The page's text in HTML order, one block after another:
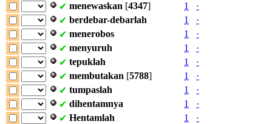
✔ menewaskan [4347] 1
·
✔ berdebar-debarlah 1
·
✔ menerobos 1
·
✔ menyuruh 1
·
✔ tepuklah 1
·
✔ membutakan [5788] 1
·
✔ tumpaslah 1
·
✔ dihentamnya 1
·
✔ Hentamlah 1
·